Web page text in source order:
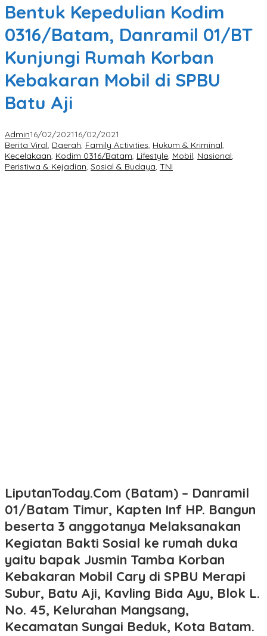
Bentuk Kepedulian Kodim
0316/Batam, Danramil 01/BT
Kunjungi Rumah Korban
Kebakaran Mobil di SPBU
Batu Aji
Admin16/02/202116/02/2021
Berita Viral, Daerah, Family Activities, Hukum & Kriminal,
Kecelakaan, Kodim 0316/Batam, Lifestyle, Mobil, Nasional,
Peristiwa & Kejadian, Sosial & Budaya, TNI
LiputanToday.Com (Batam) – Danramil
01/Batam Timur, Kapten Inf HP. Bangun
beserta 3 anggotanya Melaksanakan
Kegiatan Bakti Sosial ke rumah duka
yaitu bapak Jusmin Tamba Korban
Kebakaran Mobil Cary di SPBU Merapi
Subur, Batu Aji, Kavling Bida Ayu, Blok L.
No. 45, Kelurahan Mangsang,
Kecamatan Sungai Beduk, Kota Batam.